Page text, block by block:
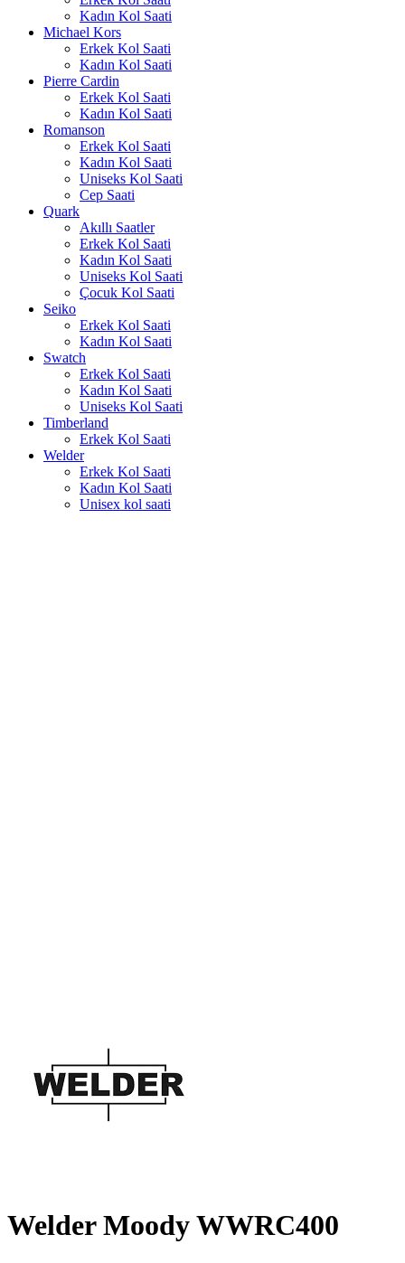
Kadın Kol Saati
Michael Kors
Erkek Kol Saati
Kadın Kol Saati
Pierre Cardin
Erkek Kol Saati
Kadın Kol Saati
Romanson
Erkek Kol Saati
Kadın Kol Saati
Uniseks Kol Saati
Cep Saati
Quark
Akıllı Saatler
Erkek Kol Saati
Kadın Kol Saati
Uniseks Kol Saati
Çocuk Kol Saati
Seiko
Erkek Kol Saati
Kadın Kol Saati
Swatch
Erkek Kol Saati
Kadın Kol Saati
Uniseks Kol Saati
Timberland
Erkek Kol Saati
Welder
Erkek Kol Saati
Kadın Kol Saati
Unisex kol saati
Welder Moody WWRC400